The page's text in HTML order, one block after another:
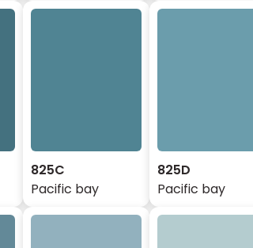
825C
Pacific bay
825D
Pacific bay